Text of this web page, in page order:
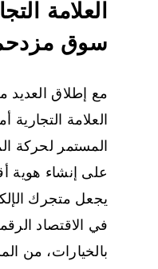
العلامة
سوق
مع إطلاق العديد
العلامة التجارية
المستمر لحركة
على إنشاء هوية
يجعل متجرك
في الاقتصاد
بالخيارات، من